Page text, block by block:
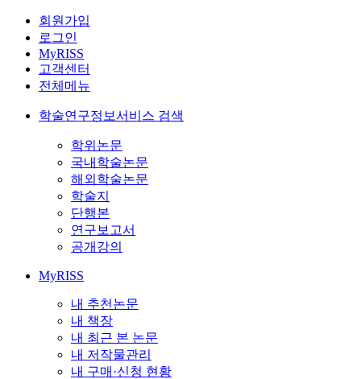
회원가입
로그인
MyRISS
고객센터
전체메뉴
학술연구정보서비스 검색
학위논문
국내학술논문
해외학술논문
학술지
단행본
연구보고서
공개강의
MyRISS
내 추천논문
내 책장
내 최근 본 논문
내 저작물관리
내 구매·신청 현황